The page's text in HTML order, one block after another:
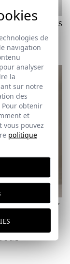
NAUTIQUE MILOS
VICHY
de
navigation
analyser
la
sur notre
des
Pour obtenir
et
pouvez
politique